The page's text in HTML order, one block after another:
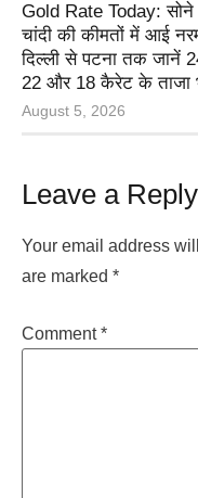
Gold Rate Today:
चांदी की कीमतों में आई
दिल्ली से पटना तक जानें
22 और 18 कैरेट के ताजा
August 5, 2026
Leave a Reply
Your email address
are marked *
Comment*